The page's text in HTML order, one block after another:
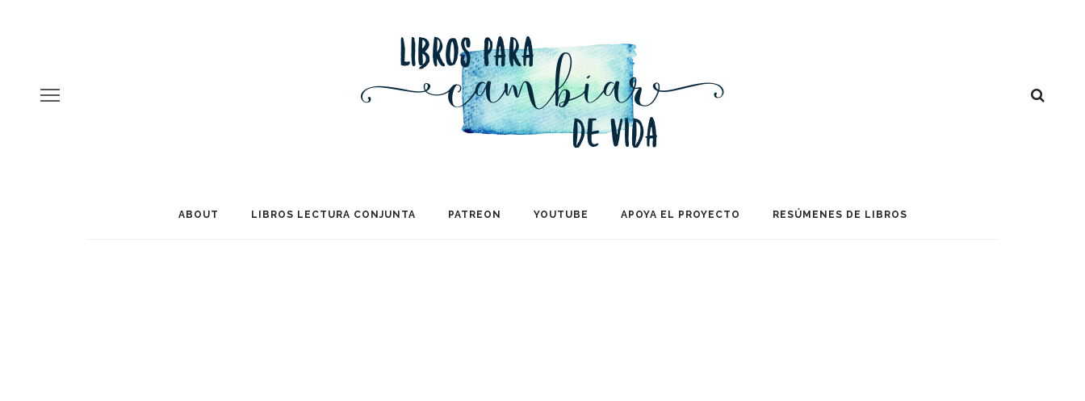
ABOUT LIBROS LECTURA CONJUNTA PATREON YOUTUBE APOYA EL PROYECTO RESÚMENES DE LIBROS